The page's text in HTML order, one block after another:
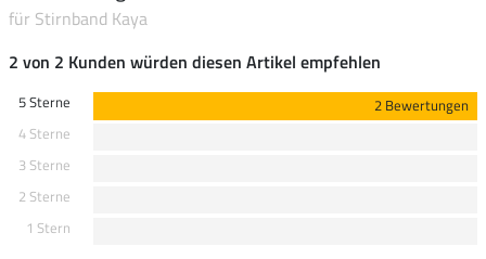
für Stirnband Kaya
2 von 2 Kunden würden diesen Artikel empfehlen
5 Sterne
2 Bewertungen
4 Sterne
3 Sterne
2 Sterne
1 Stern